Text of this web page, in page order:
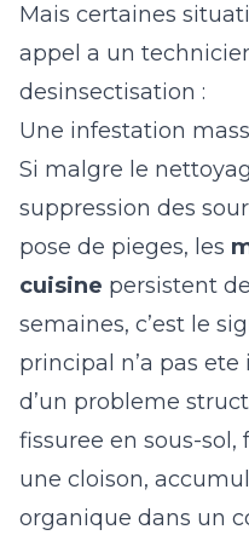
Mais certaines
appel a un
desinsectisation :
Une infestation
Si malgre le
suppression des
pose de pieges, les
cuisine persistent
semaines, c’est le
principal n’a pas
d’un probleme
fissuree en sous-sol,
une cloison,
organique dans un